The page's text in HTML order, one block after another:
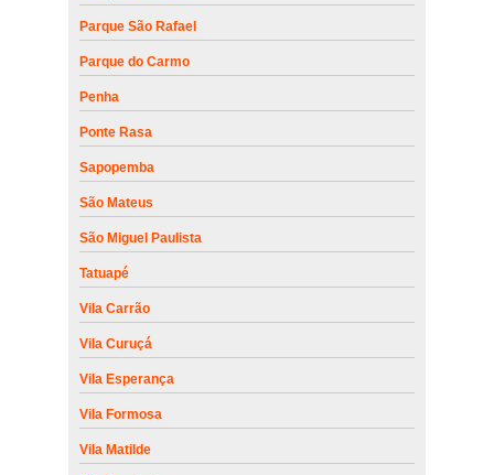
Parque São Rafael
Parque do Carmo
Penha
Ponte Rasa
Sapopemba
São Mateus
São Miguel Paulista
Tatuapé
Vila Carrão
Vila Curuçá
Vila Esperança
Vila Formosa
Vila Matilde